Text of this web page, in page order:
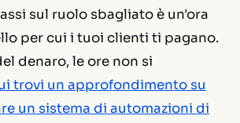
sul ruolo sbagliato è un'ora
per cui i tuoi clienti ti pagano.
denaro, le ore non si
trovi un approfondimento su
un sistema di automazioni di